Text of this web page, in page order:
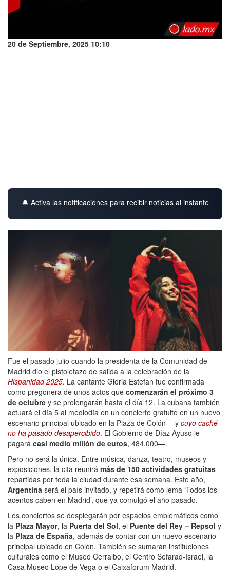
20 de Septiembre, 2025 10:10
🔔 Activa las notificaciones para recibir noticias al instante
Fue el pasado julio cuando la presidenta de la Comunidad de
Madrid dio el pistoletazo de salida a la celebración de la
Hispanidad 2025. La cantante Gloria Estefan fue confirmada
como pregonera de unos actos que comenzarán el próximo 3
de octubre y se prolongarán hasta el día 12. La cubana también
actuará el día 5 al mediodía en un concierto gratuito en un nuevo
escenario principal ubicado en la Plaza de Colón —y cuyo caché
no ha pasado desapercibido. El Gobierno de Díaz Ayuso le
pagará casi medio millón de euros, 484.000—.
Pero no será la única. Entre música, danza, teatro, museos y
exposiciones, la cita reunirá más de 150 actividades gratuitas
repartidas por toda la ciudad durante esa semana. Este año,
Argentina será el país invitado, y repetirá como lema ‘Todos los
acentos caben en Madrid’, que ya comulgó el año pasado.
Los conciertos se desplegarán por espacios emblemáticos como
la Plaza Mayor, la Puerta del Sol, el Puente del Rey – Repsol y
la Plaza de España, además de contar con un nuevo escenario
principal ubicado en Colón. También se sumarán instituciones
culturales como el Museo Cerralbo, el Centro Sefarad-Israel, la
Casa Museo Lope de Vega o el Caixaforum Madrid.